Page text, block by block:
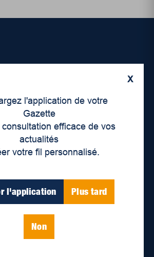
X
l'application de votre
Gazette
efficace de vos
actualités
votre fil personnalisé.
l'application Plus tard
Non